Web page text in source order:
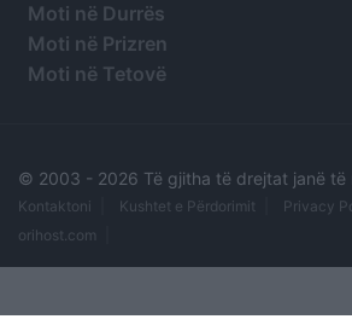
Moti në Durrës
Moti në Prizren
Moti në Tetovë
© 2003 - 2026 Të gjitha të drejtat janë të
Kontaktoni Kushtet e Përdorimit Privacy
orihost.com